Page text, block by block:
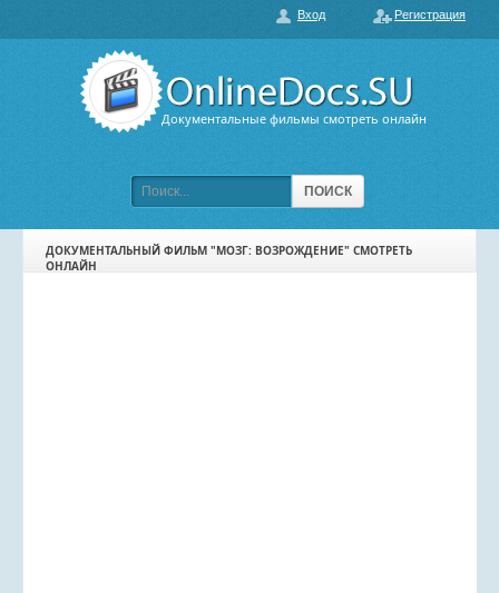
Документальные фильмы смотреть онлайн
ПОИСК
О нас
Вход Регистрация
ПОПУЛЯРНЫЕ
ПОДБОРКИ ФИЛЬМОВ
ДОКУМЕНТАЛЬНЫЙ ФИЛЬМ "МОЗГ: ВОЗРОЖДЕНИЕ" СМОТРЕТЬ
ОНЛАЙН